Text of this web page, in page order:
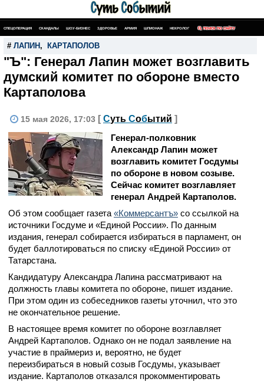
СПЕЦОПЕРАЦИЯ СКАНДАЛЫ ШОУ-БИЗНЕС ЗДОРОВЬЕ АРМИЯ ШПИОНАЖ НЕКРОЛОГ ПОИСК ПО САЙТУ
# ЛАПИН , КАРТАПОЛОВ
"Ъ": Генерал Лапин может возглавить
думский комитет по обороне вместо
Картаполова
15 мая 2026, 17:03 [ Суть Событий ]
Генерал-полковник
Александр Лапин может
возглавить комитет Госдумы
по обороне в новом созыве.
Сейчас комитет возглавляет
генерал Андрей Картаполов.
Об этом сообщает газета «Коммерсантъ» со ссылкой на
источники Госдуме и «Единой России». По данным
издания, генерал собирается избираться в парламент, он
будет баллотироваться по списку «Единой России» от
Татарстана.
Кандидатуру Александра Лапина рассматривают на
должность главы комитета по обороне, пишет издание.
При этом один из собеседников газеты уточнил, что это
не окончательное решение.
В настоящее время комитет по обороне возглавляет
Андрей Картаполов. Однако он не подал заявление на
участие в праймериз и, вероятно, не будет
переизбираться в новый созыв Госдумы, указывает
издание. Картаполов отказался прокомментировать